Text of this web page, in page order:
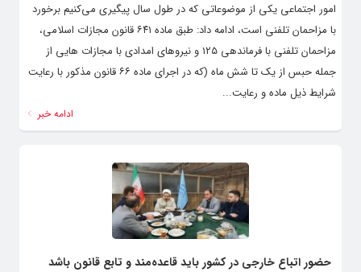
امور اجتماعی یکی از موضوعاتی که در طول سال پیگیری می‌کنیم برخورد
با مزاحمان تلفنی است، ادامه داد: طبق ماده ۶۴۱ قانون مجازات اسلامی،
مزاحمان تلفنی با فرماندهی ۱۲۵ و نیروهای امدادی با مجازات هایی از
جمله حبس از یک تا شش ماه (که در اجرای ماده ۶۶ قانون مذکور با رعایت
شرایط ذیل ماده و رعایت...
ادامه خبر
حضور اتباع خارجی در کشور باید قاعده‌مند و تابع قانون باشد